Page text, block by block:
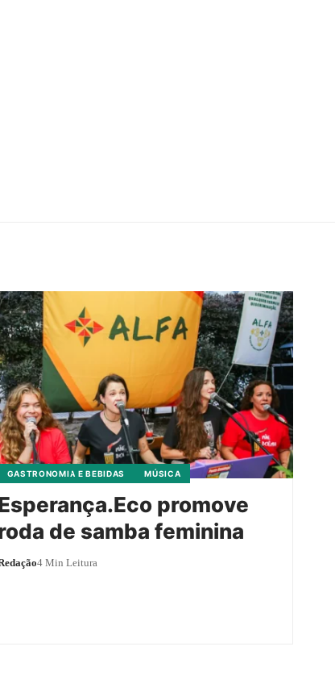
GASTRONOMIA E BEBIDAS MÚSICA
promove
de samba feminina
4 Min Leitura